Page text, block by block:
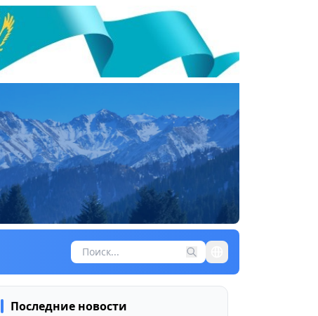
Последние новости